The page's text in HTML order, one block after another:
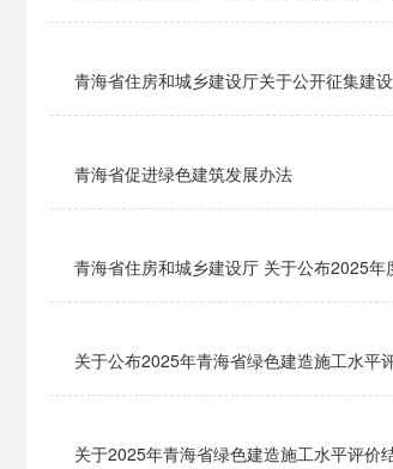
青海省住房和城乡建设厅关于公开征集建
青海省促进绿色建筑发展办法
青海省住房和城乡建设厅 关于公布2025
关于公布2025年青海省绿色建造施工水平
关于2025年青海省绿色建造施工水平评价